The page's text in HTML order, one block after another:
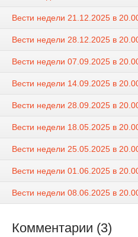
Вести недели 21.12.2025 в
Вести недели 28.12.2025 в
Вести недели 07.09.2025 в
Вести недели 14.09.2025 в
Вести недели 28.09.2025 в
Вести недели 18.05.2025 в
Вести недели 25.05.2025 в
Вести недели 01.06.2025 в
Вести недели 08.06.2025 в
Комментарии (3)